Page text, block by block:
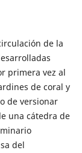
de la
primera vez al
de coral y
de versionar
una cátedra de
del